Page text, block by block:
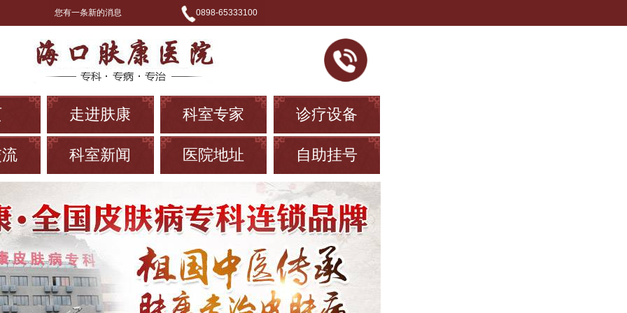
您有一条新的消息 0898-65333100
走进肤康 科室专家 诊疗设备
科室新闻 医院地址 自助挂号